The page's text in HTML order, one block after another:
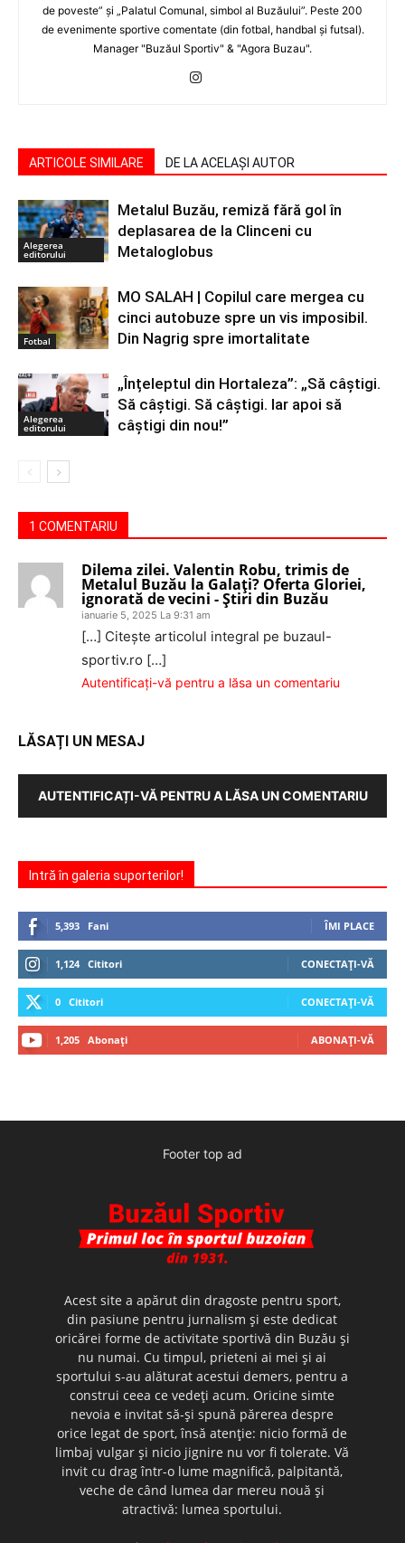
de poveste” şi „Palatul Comunal, simbol al Buzăului”. Peste 200
de evenimente sportive comentate (din fotbal, handbal şi futsal).
Manager "Buzăul Sportiv" & "Agora Buzau".
ARTICOLE SIMILARE DE LA ACELAȘI AUTOR
Alegerea
editorului
Metalul Buzău, remiză fără gol în
deplasarea de la Clinceni cu
Metaloglobus
Fotbal
MO SALAH | Copilul care mergea cu
cinci autobuze spre un vis imposibil.
Din Nagrig spre imortalitate
Alegerea
editorului
„Înțeleptul din Hortaleza”: „Să câștigi.
Să câștigi. Să câștigi. Iar apoi să
câștigi din nou!”
1 COMENTARIU
Dilema zilei. Valentin Robu, trimis de
Metalul Buzău la Galați? Oferta Gloriei,
ignorată de vecini - Știri din Buzău
ianuarie 5, 2025 La 9:31 am
[…] Citește articolul integral pe buzaul-
sportiv.ro […]
Autentificați-vă pentru a lăsa un comentariu
LĂSAȚI UN MESAJ
AUTENTIFICAȚI-VĂ PENTRU A LĂSA UN COMENTARIU
Intră în galeria suporterilor!
5,393 Fani ÎMI PLACE
1,124 Cititori CONECTAȚI-VĂ
0 Cititori CONECTAȚI-VĂ
1,205 Abonați ABONAȚI-VĂ
Footer top ad
Acest site a apărut din dragoste pentru sport,
din pasiune pentru jurnalism şi este dedicat
oricărei forme de activitate sportivă din Buzău şi
nu numai. Cu timpul, prieteni ai mei şi ai
sportului s-au alăturat acestui demers, pentru a
construi ceea ce vedeţi acum. Oricine simte
nevoia e invitat să-şi spună părerea despre
orice legat de sport, însă atenţie: nicio formă de
limbaj vulgar şi nicio jignire nu vor fi tolerate. Vă
invit cu drag într-o lume magnifică, palpitantă,
veche de când lumea dar mereu nouă şi
atractivă: lumea sportului.